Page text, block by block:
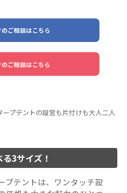
ご相談はこちら
ご相談はこちら
3サイズ！
プテントは、ワンタッチ設